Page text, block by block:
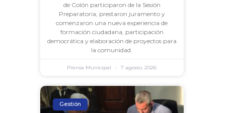
de Colón participaron de la Sesión
Preparatoria, prestaron juramento y
comenzaron una nueva experiencia de
formación ciudadana, participación
democrática y elaboración de proyectos para
la comunidad.
Prensa Municipal 7 agosto, 2026
Gestión